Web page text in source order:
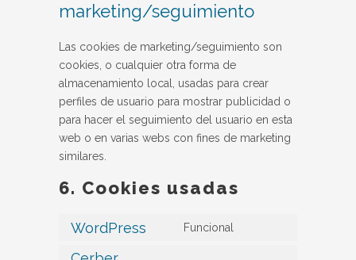
marketing/seguimiento
Las cookies de marketing/seguimiento son
cookies, o cualquier otra forma de
almacenamiento local, usadas para crear
perfiles de usuario para mostrar publicidad o
para hacer el seguimiento del usuario en esta
web o en varias webs con fines de marketing
similares.
6. Cookies usadas
WordPress Funcional